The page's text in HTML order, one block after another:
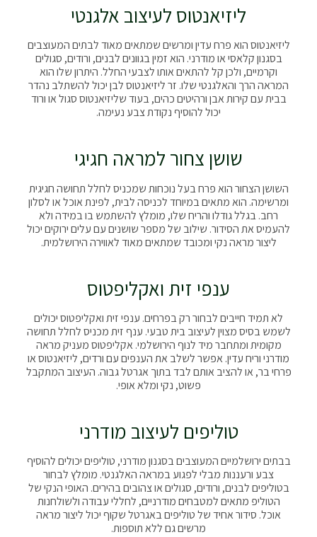
ליזיאנטוס לעיצוב אלגנטי
ליזיאנטוס הוא פרח עדין ומרשים שמתאים מאוד לבתים המעוצבים
בסגנון קלאסי או מודרני. הוא זמין בגוונים לבנים, ורודים, סגולים
וקרמיים, ולכן קל להתאים אותו לצבעי החלל. היתרון שלו הוא
המראה הרך והאלגנטי שלו. זר ליזיאנטוס לבן יכול להשתלב נהדר
בבית עם קירות אבן ורהיטים כהים, בעוד שליזיאנטוס סגול או ורוד
יכול להוסיף נקודת צבע נעימה.
שושן צחור למראה חגיגי
השושן הצחור הוא פרח בעל נוכחות שמכניס לחלל תחושה חגיגית
ומרשימה. הוא מתאים במיוחד לכניסה לבית, לפינת אוכל או לסלון
רחב. בגלל גודלו והריח שלו, מומלץ להשתמש בו במידה ולא
להעמיס את הסידור. שילוב של מספר שושנים עם עלים ירוקים יכול
ליצור מראה נקי ומכובד שמתאים מאוד לאווירה הירושלמית.
ענפי זית ואקליפטוס
לא תמיד חייבים לבחור רק בפרחים. ענפי זית ואקליפטוס יכולים
לשמש בסיס מצוין לעיצוב בית טבעי. ענף זית מכניס לחלל תחושה
מקומית ומתחבר מיד לנוף הירושלמי. אקליפטוס מעניק מראה
מודרני וריח עדין. אפשר לשלב את הענפים עם ורדים, ליזיאנטוס או
פרחי בר, או להציב אותם לבד בתוך אגרטל גבוה. העיצוב המתקבל
פשוט, נקי ומלא אופי.
טוליפים לעיצוב מודרני
בבתים ירושלמיים המעוצבים בסגנון מודרני, טוליפים יכולים להוסיף
צבע ורעננות מבלי לפגוע במראה האלגנטי. מומלץ לבחור
בטוליפים לבנים, ורודים, סגולים או צהובים בהירים. האופי הנקי של
הטוליפ מתאים למטבחים מודרניים, לחללי עבודה ולשולחנות
אוכל. סידור אחיד של טוליפים באגרטל שקוף יכול ליצור מראה
מרשים גם ללא תוספות.